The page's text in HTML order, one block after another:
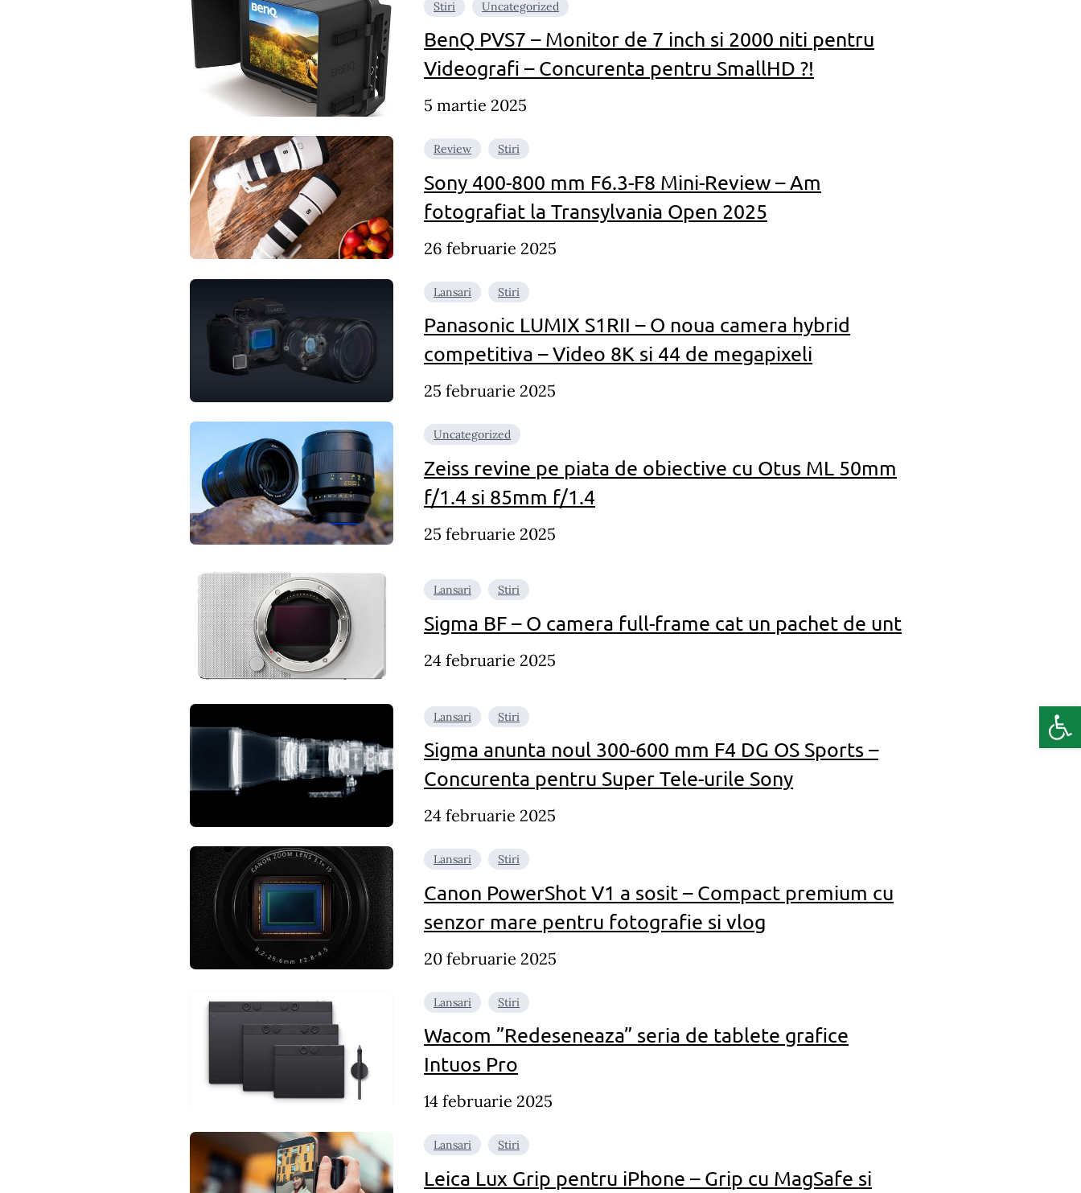
Stiri Uncategorized
BenQ PVS7 – Monitor de 7 inch si 2000 niti pentru
Videografi – Concurenta pentru SmallHD ?!
5 martie 2025
Review Stiri
Sony 400-800 mm F6.3-F8 Mini-Review – Am
fotografiat la Transylvania Open 2025
26 februarie 2025
Lansari Stiri
Panasonic LUMIX S1RII – O noua camera hybrid
competitiva – Video 8K si 44 de megapixeli
25 februarie 2025
Uncategorized
Zeiss revine pe piata de obiective cu Otus ML 50mm
f/1.4 si 85mm f/1.4
25 februarie 2025
Lansari Stiri
Sigma BF – O camera full-frame cat un pachet de unt
24 februarie 2025
Lansari Stiri
Sigma anunta noul 300-600 mm F4 DG OS Sports –
Concurenta pentru Super Tele-urile Sony
24 februarie 2025
Lansari Stiri
Canon PowerShot V1 a sosit – Compact premium cu
senzor mare pentru fotografie si vlog
20 februarie 2025
Lansari Stiri
Wacom ”Redeseneaza” seria de tablete grafice
Intuos Pro
14 februarie 2025
Lansari Stiri
Leica Lux Grip pentru iPhone – Grip cu MagSafe si